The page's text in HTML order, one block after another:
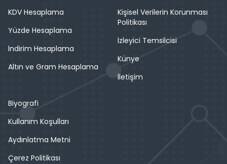
KDV Hesaplama
Yüzde Hesaplama
İndirim Hesaplama
Altın ve Gram Hesaplama
Kişisel Verilerin Korunması
Politikası
İzleyici Temsilcisi
Künye
İletişim
Biyografi
Kullanım Koşulları
Aydınlatma Metni
Çerez Politikası